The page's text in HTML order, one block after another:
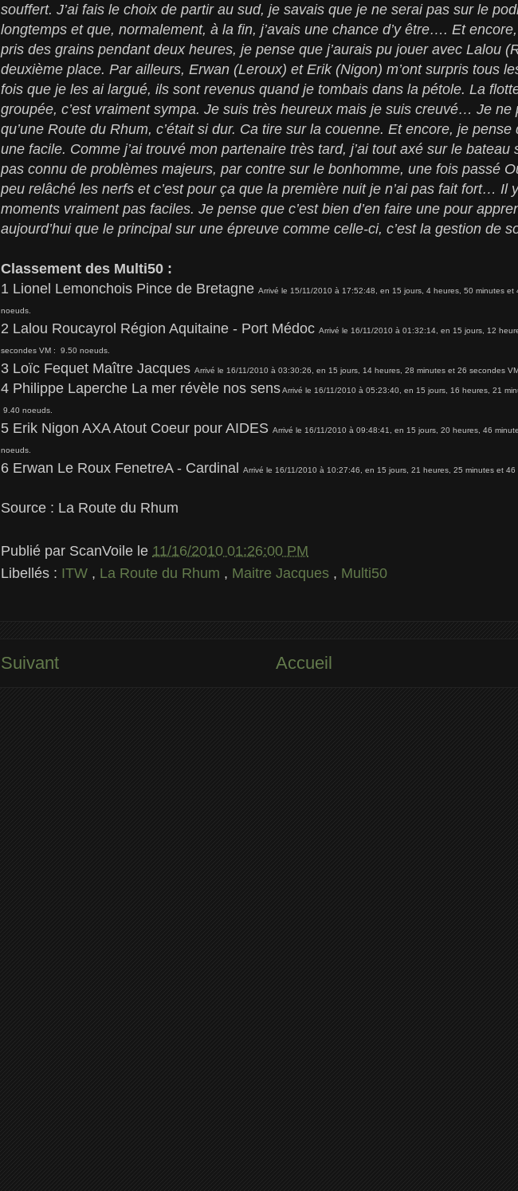
souffert. J’ai fais le choix de partir au sud, je savais que je ne serai pas sur le
longtemps et que, normalement, à la fin, j’avais une chance d’y être…. Et
pris des grains pendant deux heures, je pense que j’aurais pu jouer avec Lalou
deuxième place. Par ailleurs, Erwan (Leroux) et Erik (Nigon) m’ont surpris tous
fois que je les ai largué, ils sont revenus quand je tombais dans la pétole. La
groupée, c’est vraiment sympa. Je suis très heureux mais je suis creuvé… Je ne
qu’une Route du Rhum, c’était si dur. Ca tire sur la couenne. Et encore, je pense
une facile. Comme j’ai trouvé mon partenaire très tard, j’ai tout axé sur le bateau
pas connu de problèmes majeurs, par contre sur le bonhomme, une fois passé
peu relâché les nerfs et c’est pour ça que la première nuit je n’ai pas fait fort… Il
moments vraiment pas faciles. Je pense que c’est bien d’en faire une pour
aujourd’hui que le principal sur une épreuve comme celle-ci, c’est la gestion de
Classement des Multi50 :
1 Lionel Lemonchois Pince de Bretagne Arrivé le 15/11/2010 à 17:52:48, en 15 jours, 4 heures, 50 minutes et
noeuds.
2 Lalou Roucayrol Région Aquitaine - Port Médoc Arrivé le 16/11/2010 à 01:32:14, en 15 jours, 12
secondes VM : 9.50 noeuds.
3 Loïc Fequet Maître Jacques Arrivé le 16/11/2010 à 03:30:26, en 15 jours, 14 heures, 28 minutes et 26 secondes
4 Philippe Laperche La mer révèle nos sensArrivé le 16/11/2010 à 05:23:40, en 15 jours, 16 heures, 21
9.40 noeuds.
5 Erik Nigon AXA Atout Coeur pour AIDES Arrivé le 16/11/2010 à 09:48:41, en 15 jours, 20 heures, 46
noeuds.
6 Erwan Le Roux FenetreA - Cardinal Arrivé le 16/11/2010 à 10:27:46, en 15 jours, 21 heures, 25 minutes et 46
Source : La Route du Rhum
Publié par ScanVoile le 11/16/2010 01:26:00 PM
Libellés : ITW , La Route du Rhum , Maitre Jacques , Multi50
Suivant Accueil